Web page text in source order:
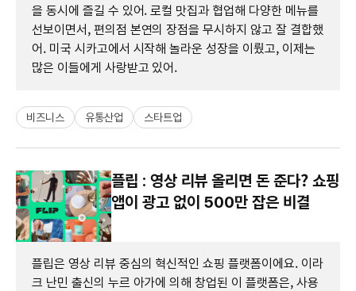
을 동시에 즐길 수 있어. 로컬 맛집과 협업해 다양한 메뉴를
선보이면서, 편의점 본연의 장점을 무시하지 않고 잘 결합했
어. 미국 시카고에서 시작해 놀라운 성장을 이뤘고, 이제는
많은 이들에게 사랑받고 있어.
비즈니스 유통산업 스타트업
플립 : 영상 리뷰 올리면 돈 준다? 쇼핑
앱이 광고 없이 500만 잡은 비결
플립은 영상 리뷰 중심의 혁신적인 쇼핑 플랫폼이에요. 이라
크 난민 출신의 누르 아가에 의해 창업된 이 플랫폼은, 사용